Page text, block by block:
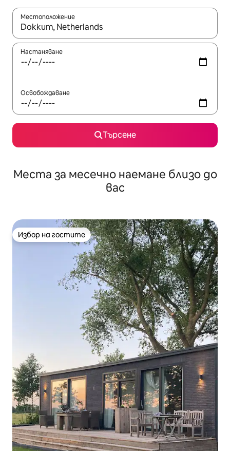
Местоположение
Когато резултатите се покажат, използвайте
Настаняване
Освобождаване
Търсене
Места за месечно наемане близо до
вас
Избор на гостите
Избор на гостите